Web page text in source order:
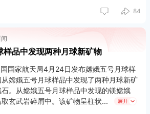
84
样品中发现两种月球新矿物
国家航天局4月24日发布嫦娥五号月球样
嫦娥五号月球样品中发现了两种月球新矿
。从嫦娥五号月球样品中发现的镁嫦娥
玄武岩碎屑中。该矿物呈柱状
展开